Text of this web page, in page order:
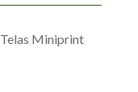
Telas Miniprint